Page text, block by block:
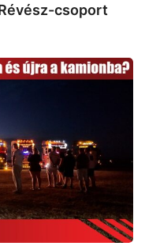
csoport